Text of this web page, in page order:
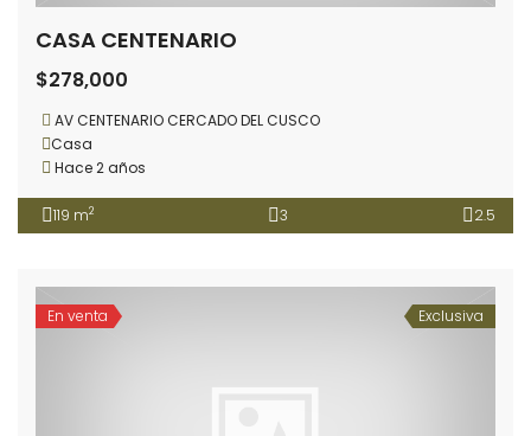
CASA CENTENARIO
$278,000
AV CENTENARIO CERCADO DEL CUSCO
Casa
Hace 2 años
119 m2 3 2.5
Exclusiva
En venta